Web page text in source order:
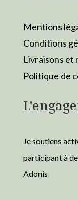
Mentions
Conditions
Livraisons et
Politique de
Je soutiens
participant à
Adonis